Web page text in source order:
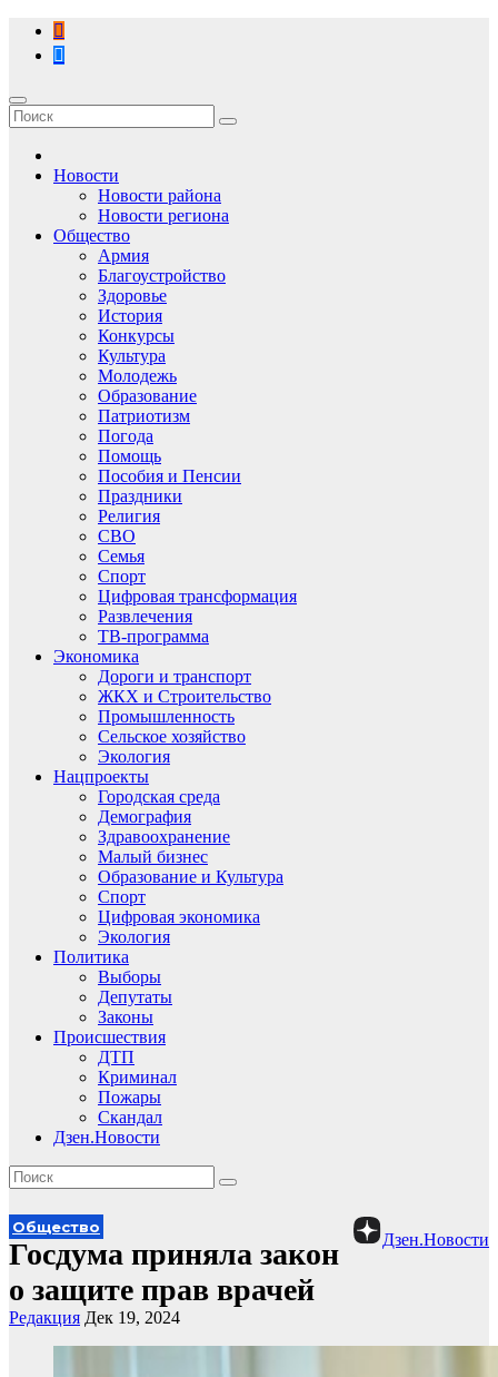
Перейти
содержимому
Новости
Новости района
Новости региона
Общество
Армия
Благоустройство
Здоровье
История
Конкурсы
Культура
Молодежь
Образование
Патриотизм
Погода
Помощь
Пособия и Пенсии
Праздники
Религия
СВО
Семья
Спорт
Цифровая трансформация
Развлечения
ТВ-программа
Экономика
Дороги и транспорт
ЖКХ и Строительство
Промышленность
Сельское хозяйство
Экология
Нацпроекты
Городская среда
Демография
Здравоохранение
Малый бизнес
Образование и Культура
Спорт
Цифровая экономика
Экология
Политика
Выборы
Депутаты
Законы
Происшествия
ДТП
Криминал
Пожары
Скандал
Дзен.Новости
Дзен.Новости
Общество
Госдума приняла закон
о защите прав врачей
Редакция Дек 19, 2024